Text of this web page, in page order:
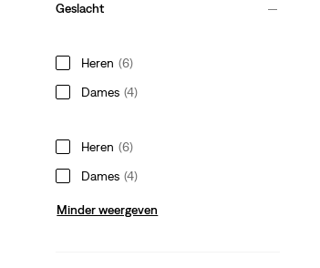
Geslacht
Heren (6)
Dames (4)
Heren (6)
Dames (4)
Minder weergeven